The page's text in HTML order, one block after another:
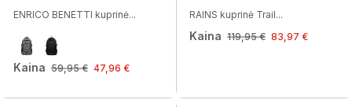
ENRICO BENETTI kuprinė...
Kaina 59,95 € 47,96 €
RAINS kuprinė Trail...
Kaina 119,95 € 83,97 €